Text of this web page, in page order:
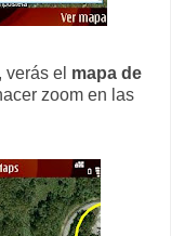
el mapa de
zoom en las